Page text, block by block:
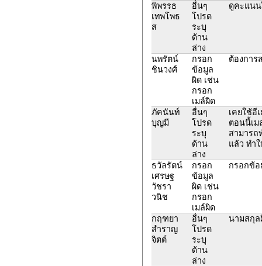
พิพรรธ
เทพโพธ
ส
อื่นๆ
โปรด
ระบุ
ด้าน
ล่าง
ดูคะแนน
นพรัตน์
ชินวงศ์
กรอก
ข้อมูล
ผิด เช่น
กรอก
เมล์ผิด
ต้องการ
ภัคนันท์
บุญมี
อื่นๆ
โปรด
ระบุ
ด้าน
ล่าง
เคยใช้อี
ตอนนี้เม
สามารถ
แล้ว ทำ
ธวัลรัตน์
เศรษฐ
วัชรา
วนิช
กรอก
ข้อมูล
ผิด เช่น
กรอก
เมล์ผิด
กรอกข้
กฤฑยา
สำราญ
จิตต์
อื่นๆ
โปรด
ระบุ
ด้าน
ล่าง
นามสกุล